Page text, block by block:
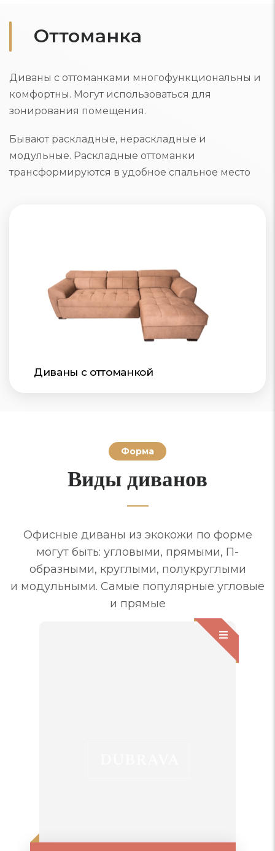
Оттоманка
Диваны с оттоманками многофункциональны и
комфортны. Могут использоваться для
зонирования помещения.
Бывают раскладные, нераскладные и
модульные. Раскладные оттоманки
трансформируются в удобное спальное место
Диваны с оттоманкой
Форма
Виды диванов
Офисные диваны из экокожи по форме
могут быть: угловыми, прямыми, П-
образными, круглыми, полукруглыми
и модульными. Самые популярные угловые
и прямые